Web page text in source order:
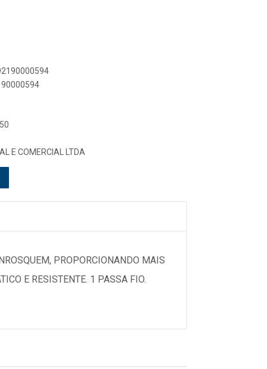
E COMERCIAL LTDA
PROPORCIONANDO MAIS
E RESISTENTE. 1 PASSA FIO.